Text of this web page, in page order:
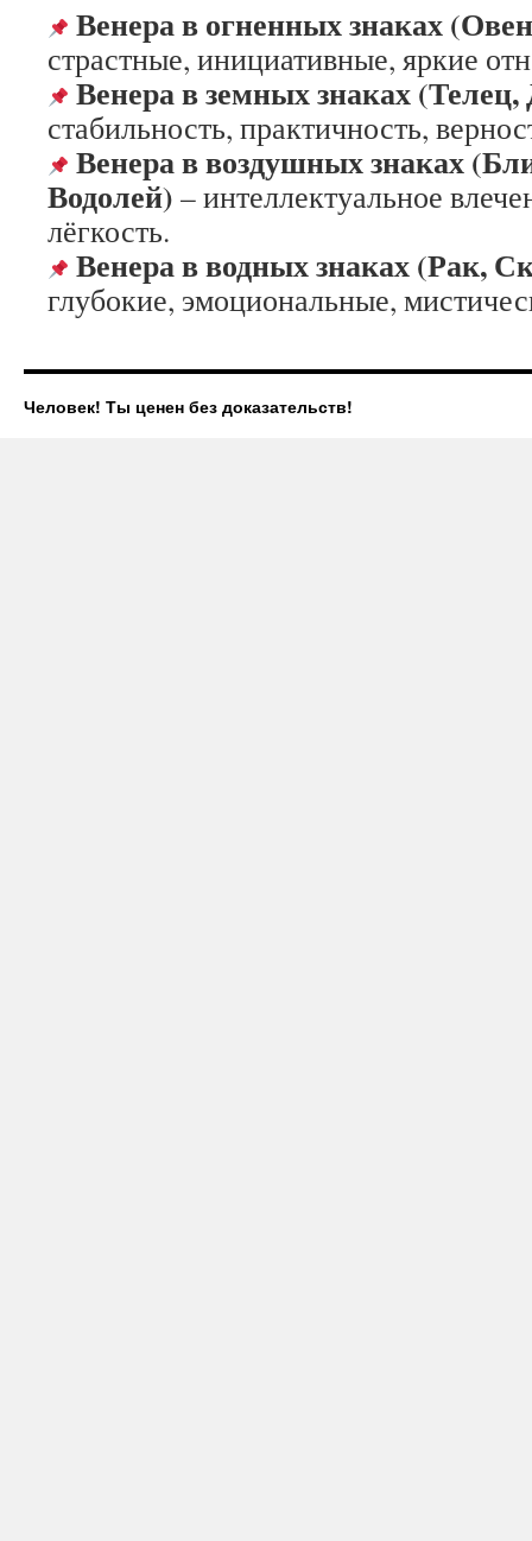
Венера в огненных знаках
страстные, инициативные, яркие
Венера в земных знаках (Телец,
стабильность, практичность,
Венера в воздушных знаках
Водолей) – интеллектуальное
лёгкость.
Венера в водных знаках (Рак,
глубокие, эмоциональные,
Человек! Ты ценен без доказательств!